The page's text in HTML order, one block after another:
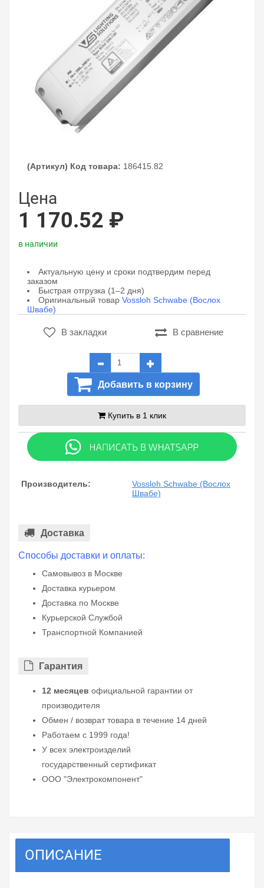
(Артикул) Код товара: 186415.82
Цена
1 170.52 ₽
в наличии
Актуальную цену и сроки подтвердим перед
заказом
Быстрая отгрузка (1–2 дня)
Оригинальный товар Vossloh Schwabe (Вослох
Швабе)
В закладки В сравнение
Добавить в корзину
Купить в 1 клик
Производитель:
Vossloh Schwabe (Вослох
Швабе)
Доставка
Способы доставки и оплаты:
Самовывоз в Москве
Доставка курьером
Доставка по Москве
Курьерской Службой
Транспортной Компанией
Гарантия
12 месяцев официальной гарантии от
производителя
Обмен / возврат товара в течение 14 дней
Работаем с 1999 года!
У всех электроизделий
государственный сертификат
ООО "Электрокомпонент"
ОПИСАНИЕ